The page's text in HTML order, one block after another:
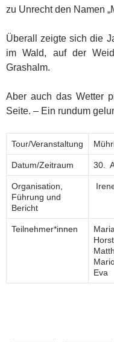
zu Unrecht den Namen
Überall zeigte sich die
im Wald, auf der
Grashalm.
Aber auch das Wetter
Seite. – Ein rundum
Tour/Veranstaltung
Datum/Zeitraum 30.
Organisation,
Führung und
Bericht
Teilnehmer*innen
Eva